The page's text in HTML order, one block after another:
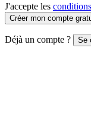
J'accepte les
Créer mon compte
Déjà un compte ? Se